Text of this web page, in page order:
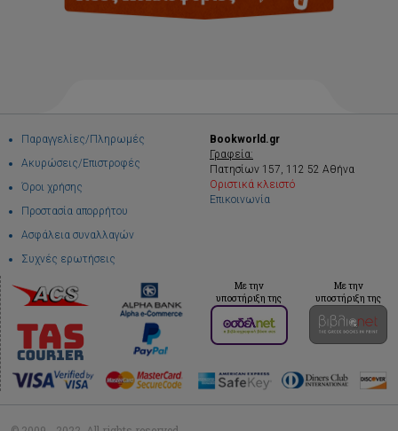
Παραγγελίες/Πληρωμές
Ακυρώσεις/Επιστροφές
Όροι χρήσης
Προστασία απορρήτου
Ασφάλεια συναλλαγών
Συχνές ερωτήσεις
Bookworld.gr
Γραφεία:
Πατησίων 157, 112 52 Αθήνα
Οριστικά κλειστό
Επικοινωνία
Με την
υποστήριξη της
Με την
υποστήριξη της